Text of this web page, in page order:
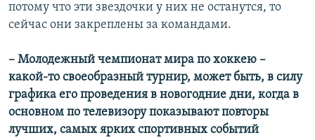
потому что эти звездочки у них не останутся, то
сейчас они закреплены за командами.
– Молодежный чемпионат мира по хоккею –
какой-то своеобразный турнир, может быть, в силу
графика его проведения в новогодние дни, когда в
основном по телевизору показывают повторы
лучших, самых ярких спортивных событий